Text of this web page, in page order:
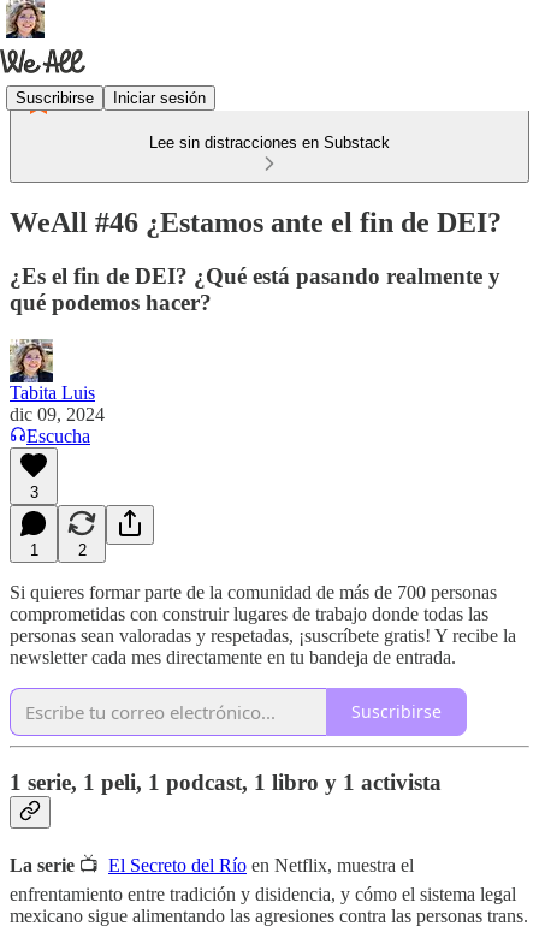
Suscribirse Iniciar sesión
Lee sin distracciones en Substack
WeAll #46 ¿Estamos ante el fin de DEI?
¿Es el fin de DEI? ¿Qué está pasando realmente y
qué podemos hacer?
Tabita Luis
dic 09, 2024
Escucha
3
1 2
Si quieres formar parte de la comunidad de más de 700 personas
comprometidas con construir lugares de trabajo donde todas las
personas sean valoradas y respetadas, ¡suscríbete gratis! Y recibe la
newsletter cada mes directamente en tu bandeja de entrada.
Suscribirse
1 serie, 1 peli, 1 podcast, 1 libro y 1 activista
La serie 📺 El Secreto del Río en Netflix, muestra el
enfrentamiento entre tradición y disidencia, y cómo el sistema legal
mexicano sigue alimentando las agresiones contra las personas trans.